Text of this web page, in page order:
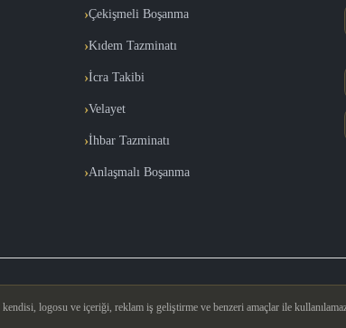
Çekişmeli Boşanma
Kıdem Tazminatı
İcra Takibi
Velayet
İhbar Tazminatı
Anlaşmalı Boşanma
logosu ve içeriği, reklam iş geliştirme ve benzeri amaçlar ile